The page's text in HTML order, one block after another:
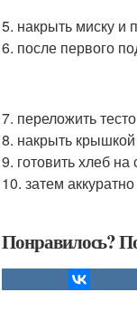
5. накрыть миску и
6. после первого
7. переложить
8. накрыть
9. готовить хлеб
10. затем
Понравилось?